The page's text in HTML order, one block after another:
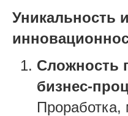
Уникальность и
Сложность
бизнес-
Проработка,